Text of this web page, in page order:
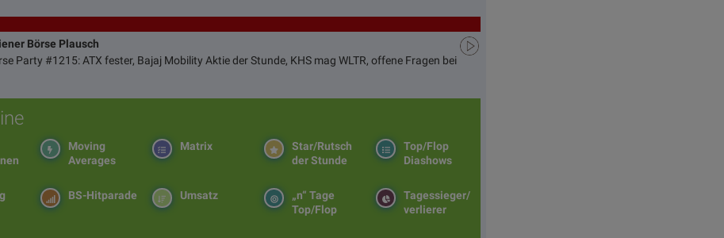
Börse Plausch
Party #1215: ATX fester, Bajaj Mobility Aktie der Stunde, KHS mag WLTR, offene Fragen bei
Top/Flop
Diashows
Star/Rutsch
der Stunde
Matrix
Moving
Averages
Tagessieger/
verlierer
„n“ Tage
Top/Flop
Umsatz
BS-Hitparade